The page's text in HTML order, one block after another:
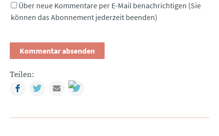
Über neue Kommentare per E-Mail benachrichtigen (Sie
können das Abonnement jederzeit beenden)
Teilen:
FacebookTwitterMail